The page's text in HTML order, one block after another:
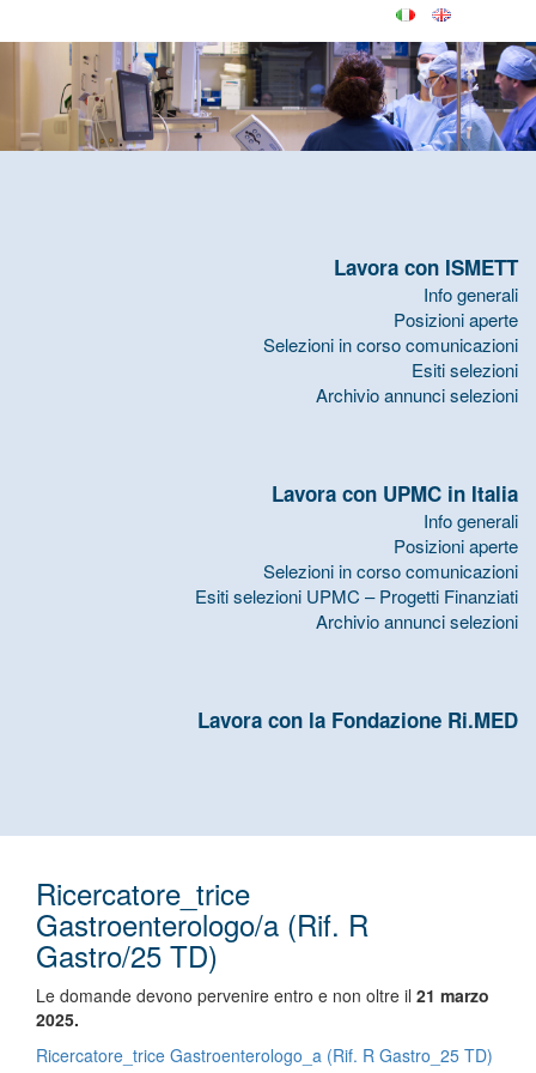
Lavora con ISMETT
Info generali
Posizioni aperte
Selezioni in corso comunicazioni
Esiti selezioni
Archivio annunci selezioni
Lavora con UPMC in Italia
Info generali
Posizioni aperte
Selezioni in corso comunicazioni
Esiti selezioni UPMC – Progetti Finanziati
Archivio annunci selezioni
Lavora con la Fondazione Ri.MED
Ricercatore_trice
Gastroenterologo/a (Rif. R
Gastro/25 TD)
Le domande devono pervenire entro e non oltre il 21 marzo
2025.
Ricercatore_trice Gastroenterologo_a (Rif. R Gastro_25 TD)